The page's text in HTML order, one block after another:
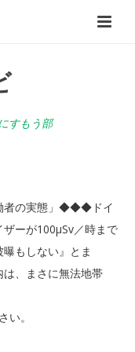
すもう部
者の実態」◆◆◆ドイ
ーが100μSv／時まで
もしない』とま
、まさに無法地帯
。